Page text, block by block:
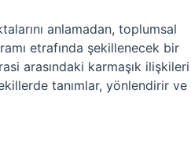
anlamadan, toplumsal
etrafında şekillenecek bir
arasındaki karmaşık ilişkileri
tanımlar, yönlendirir ve